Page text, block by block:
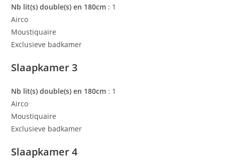
Nb lit(s) double(s) en 180cm : 1
Airco
Moustiquaire
Exclusieve badkamer
Slaapkamer 3
Nb lit(s) double(s) en 180cm : 1
Airco
Moustiquaire
Exclusieve badkamer
Slaapkamer 4